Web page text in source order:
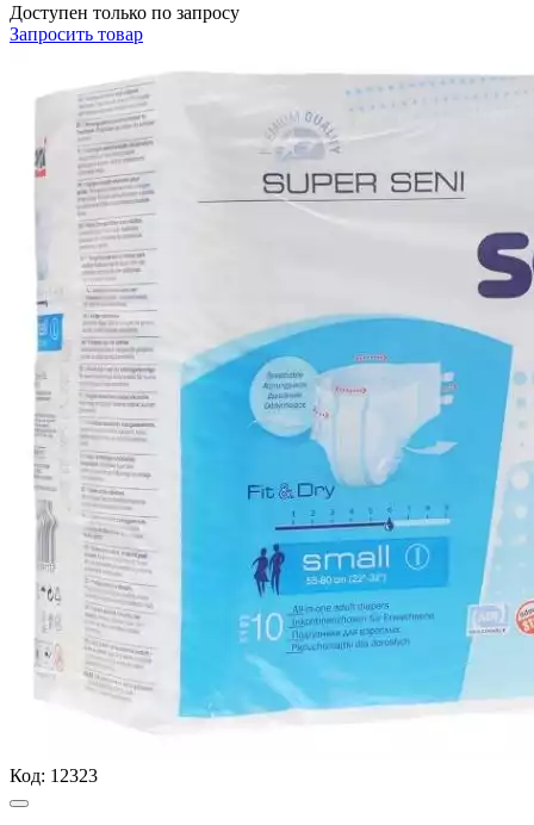
Доступен только по запросу
Запросить товар
Код: 12323